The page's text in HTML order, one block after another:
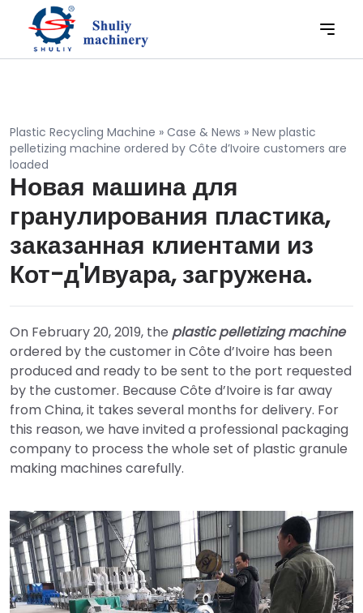
Plastic Recycling Machine » Case & News » New plastic
pelletizing machine ordered by Côte d’Ivoire customers are
loaded
Новая машина для
гранулирования пластика,
заказанная клиентами из
Кот-д'Ивуара, загружена.
On February 20, 2019, the plastic pelletizing machine
ordered by the customer in Côte d’Ivoire has been
produced and ready to be sent to the port requested
by the customer. Because Côte d’Ivoire is far away
from China, it takes several months for delivery. For
this reason, we have invited a professional packaging
company to process the whole set of plastic granule
making machines carefully.